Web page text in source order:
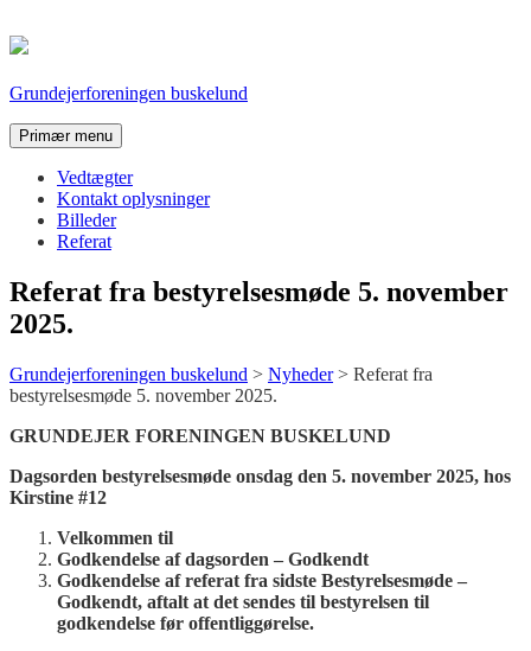
Spring
indhold
Grundejerforeningen buskelund
Primær menu
Vedtægter
Kontakt oplysninger
Billeder
Referat
Referat fra bestyrelsesmøde 5. november
2025.
Grundejerforeningen buskelund > Nyheder> Referat fra
bestyrelsesmøde 5. november 2025.
GRUNDEJER FORENINGEN BUSKELUND
Dagsorden bestyrelsesmøde onsdag den 5. november 2025, hos
Kirstine #12
Velkommen til
Godkendelse af dagsorden – Godkendt
Godkendelse af referat fra sidste Bestyrelsesmøde –
Godkendt, aftalt at det sendes til bestyrelsen til
godkendelse før offentliggørelse.